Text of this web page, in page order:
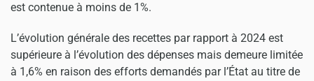
est contenue à moins de 1%.
L’évolution générale des recettes par rapport à 2024 est
supérieure à l’évolution des dépenses mais demeure limitée
à 1,6% en raison des efforts demandés par l’État au titre de